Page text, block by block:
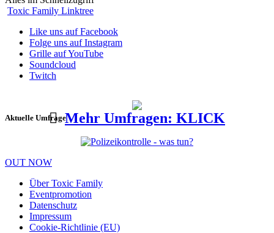
Toxic Family Linktree
Like uns auf Facebook
Folge uns auf Instagram
Grille auf YouTube
Soundcloud
Twitch
Aktuelle UmfrageMehr Umfragen: KLICK
OUT NOW
Über Toxic Family
Eventpromotion
Datenschutz
Impressum
Cookie-Richtlinie (EU)